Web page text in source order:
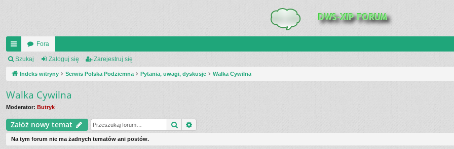
UI
C
_L
IN
K
Fora
Szukaj Zaloguj się Zarejestruj się
Indeks witryny Serwis Polska Podziemna Pytania, uwagi, dyskusje Walka Cywilna
Walka Cywilna
Moderator: Butryk
Załóż nowy temat Szukaj
Na tym forum nie ma żadnych tematów ani postów.